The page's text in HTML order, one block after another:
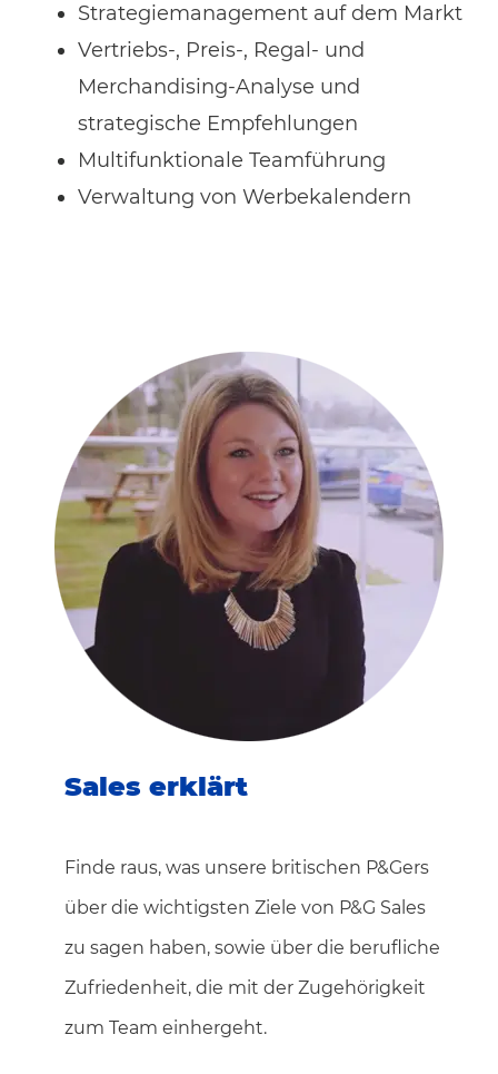
Strategiemanagement auf dem Markt
Vertriebs-, Preis-, Regal- und
Merchandising-Analyse und
strategische Empfehlungen
Multifunktionale Teamführung
Verwaltung von Werbekalendern
Sales erklärt
Finde raus, was unsere britischen P&Gers
über die wichtigsten Ziele von P&G Sales
zu sagen haben, sowie über die berufliche
Zufriedenheit, die mit der Zugehörigkeit
zum Team einhergeht.